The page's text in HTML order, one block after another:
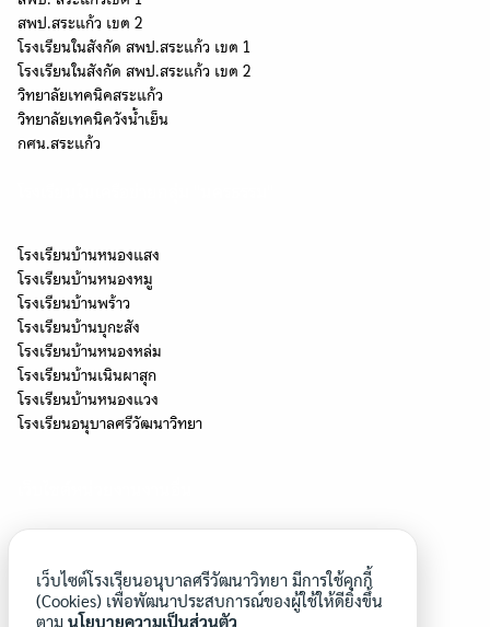
สพป.สระแก้ว เขต 2
โรงเรียนในสังกัด สพป.สระแก้ว เขต 1
โรงเรียนในสังกัด สพป.สระแก้ว เขต 2
วิทยาลัยเทคนิคสระแก้ว
วิทยาลัยเทคนิควังน้ำเย็น
กศน.สระแก้ว
โรงเรียนบ้านหนองแสง
โรงเรียนบ้านหนองหมู
โรงเรียนบ้านพร้าว
โรงเรียนบ้านบุกะสัง
โรงเรียนบ้านหนองหล่ม
โรงเรียนบ้านเนินผาสุก
โรงเรียนบ้านหนองแวง
โรงเรียนอนุบาลศรีวัฒนาวิทยา
โรงเรียนประชารัฐ
โครงการยุวทูตความดี
เว็บไซต์โรงเรียนอนุบาลศรีวัฒนาวิทยา มีการใช้คุกกี้
(Cookies) เพื่อพัฒนาประสบการณ์ของผู้ใช้ให้ดียิ่งขึ้น
ตาม นโยบายความเป็นส่วนตัว